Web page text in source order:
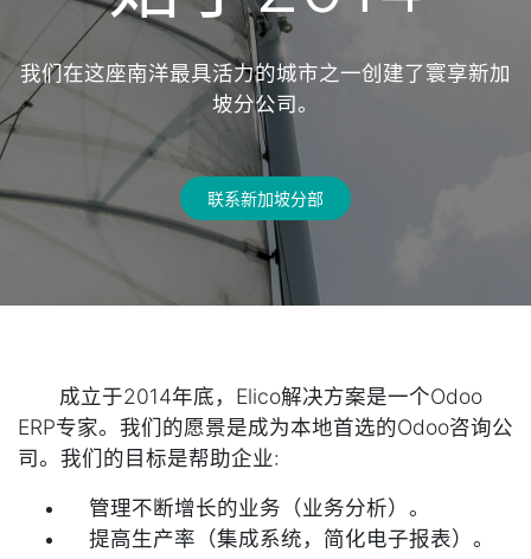
我们在这座南洋最具活力的城市之一创建了寰享新加
坡分公司。
联系新加坡分部
成立于2014年底，Elico解决方案是一个Odoo
ERP专家。我们的愿景是成为本地首选的Odoo咨询公
司。我们的目标是帮助企业:
管理不断增长的业务（业务分析）。
提高生产率（集成系统，简化电子报表）。